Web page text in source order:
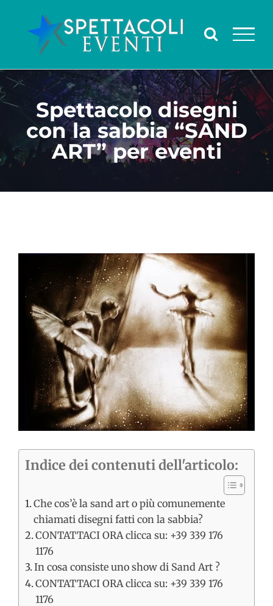
contenuto
Spettacolo disegni
con la sabbia “SAND
ART” per eventi
immagine
Indice dei contenuti dell'articolo:
Che cos’è la sand art o più comunemente
chiamati disegni fatti con la sabbia?
CONTATTACI ORA clicca su: +39 339 176
1176
In cosa consiste uno show di Sand Art ?
CONTATTACI ORA clicca su: +39 339 176
1176